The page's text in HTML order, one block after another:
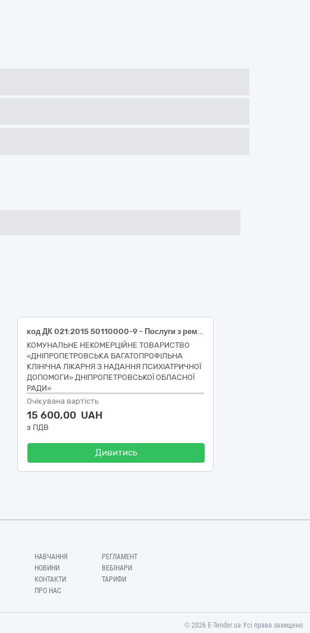
код ДК 021:2015 50110000-9 - Послуги з ремонту і технічного обслуговування мототранспортних засобів і супутнього обладнання (50112200-5 - Послуги з технічного обслуговування автомобілів Послуги з обслуговування та ремонту автомобіля Fiat Tipo державний номер АЕ7542КА)
КОМУНАЛЬНЕ НЕКОМЕРЦІЙНЕ ТОВАРИСТВО
«ДНІПРОПЕТРОВСЬКА БАГАТОПРОФІЛЬНА
КЛІНІЧНА ЛІКАРНЯ З НАДАННЯ ПСИХІАТРИЧНОЇ
ДОПОМОГИ» ДНІПРОПЕТРОВСЬКОЇ ОБЛАСНОЇ
РАДИ»
Очікувана вартість
15 600,00 UAH
з ПДВ
Дивитись
НАВЧАННЯ
НОВИНИ
КОНТАКТИ
ПРО НАС
РЕГЛАМЕНТ
ВЕБІНАРИ
ТАРИФИ
© 2026 E-Tender.ua Усі права захищено